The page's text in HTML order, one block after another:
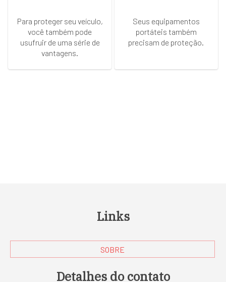
Para proteger seu veículo,
você também pode
usufruir de uma série de
vantagens.
Seus equipamentos
portáteis também
precisam de proteção.
Links
SOBRE
Detalhes do contato